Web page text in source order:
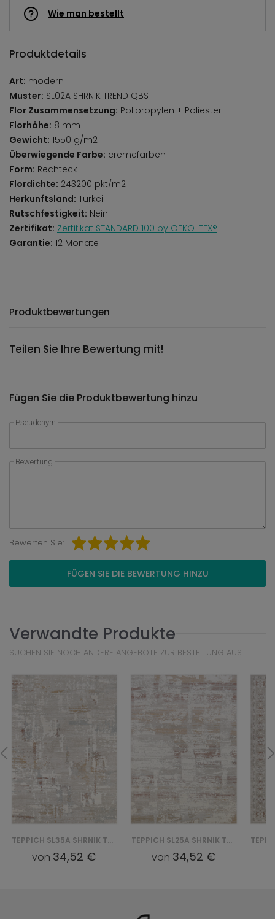
Wie man bestellt
Produktdetails
Art: modern
Muster: SL02A SHRNIK TREND QBS
Flor Zusammensetzung: Polipropylen + Poliester
Florhöhe: 8 mm
Gewicht: 1550 g/m2
Überwiegende Farbe: cremefarben
Form: Rechteck
Flordichte: 243200 pkt/m2
Herkunftsland: Türkei
Rutschfestigkeit: Nein
Zertifikat: Zertifikat STANDARD 100 by OEKO-TEX®
Garantie: 12 Monate
Produktbewertungen
Teilen Sie Ihre Bewertung mit!
Fügen Sie die Produktbewertung hinzu
Pseudonym
Bewertung
Bewerten Sie:
FÜGEN SIE DIE BEWERTUNG HINZU
Verwandte Produkte
SUCHEN SIE NOCH ANDERE ANGEBOTE ZUR BESTELLUNG AUS
TEPPICH SL35A SHRNIK TREND QBS - KREMOWY
von 34,52 €
TEPPICH SL25A SHRNIK TREND QBS - KREMOWY
von 34,52 €